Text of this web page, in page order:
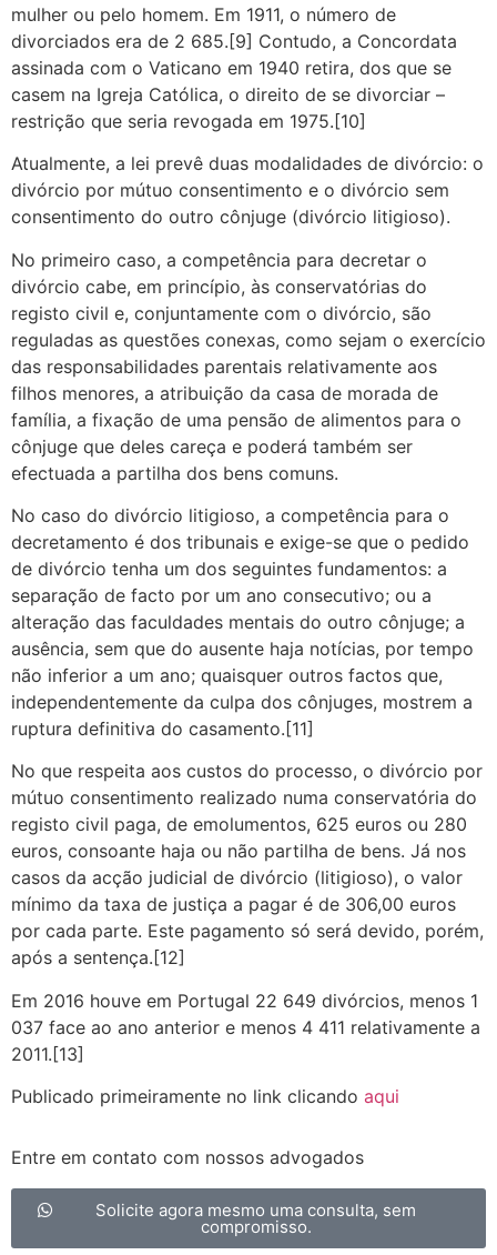
mulher ou pelo homem. Em 1911, o número de
divorciados era de 2 685.[9] Contudo, a Concordata
assinada com o Vaticano em 1940 retira, dos que se
casem na Igreja Católica, o direito de se divorciar –
restrição que seria revogada em 1975.[10]
Atualmente, a lei prevê duas modalidades de divórcio: o
divórcio por mútuo consentimento e o divórcio sem
consentimento do outro cônjuge (divórcio litigioso).
No primeiro caso, a competência para decretar o
divórcio cabe, em princípio, às conservatórias do
registo civil e, conjuntamente com o divórcio, são
reguladas as questões conexas, como sejam o exercício
das responsabilidades parentais relativamente aos
filhos menores, a atribuição da casa de morada de
família, a fixação de uma pensão de alimentos para o
cônjuge que deles careça e poderá também ser
efectuada a partilha dos bens comuns.
No caso do divórcio litigioso, a competência para o
decretamento é dos tribunais e exige-se que o pedido
de divórcio tenha um dos seguintes fundamentos: a
separação de facto por um ano consecutivo; ou a
alteração das faculdades mentais do outro cônjuge; a
ausência, sem que do ausente haja notícias, por tempo
não inferior a um ano; quaisquer outros factos que,
independentemente da culpa dos cônjuges, mostrem a
ruptura definitiva do casamento.[11]
No que respeita aos custos do processo, o divórcio por
mútuo consentimento realizado numa conservatória do
registo civil paga, de emolumentos, 625 euros ou 280
euros, consoante haja ou não partilha de bens. Já nos
casos da acção judicial de divórcio (litigioso), o valor
mínimo da taxa de justiça a pagar é de 306,00 euros
por cada parte. Este pagamento só será devido, porém,
após a sentença.[12]
Em 2016 houve em Portugal 22 649 divórcios, menos 1
037 face ao ano anterior e menos 4 411 relativamente a
2011.[13]
Publicado primeiramente no link clicando aqui
Entre em contato com nossos advogados
Solicite agora mesmo uma consulta, sem
compromisso.